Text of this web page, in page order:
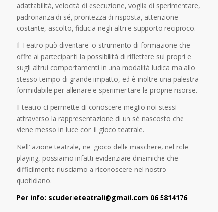
adattabilità, velocità di esecuzione, voglia di sperimentare,
padronanza di sé, prontezza di risposta, attenzione
costante, ascolto, fiducia negli altri e supporto reciproco.
Il Teatro può diventare lo strumento di formazione che
offre ai partecipanti la possibilità di riflettere sui propri e
sugli altrui comportamenti in una modalità ludica ma allo
stesso tempo di grande impatto, ed è inoltre una palestra
formidabile per allenare e sperimentare le proprie risorse.
Il teatro ci permette di conoscere meglio noi stessi
attraverso la rappresentazione di un sé nascosto che
viene messo in luce con il gioco teatrale.
Nell’ azione teatrale, nel gioco delle maschere, nel role
playing, possiamo infatti evidenziare dinamiche che
difficilmente riusciamo a riconoscere nel nostro
quotidiano.
Per info: scuderieteatrali@gmail.com 06 5814176